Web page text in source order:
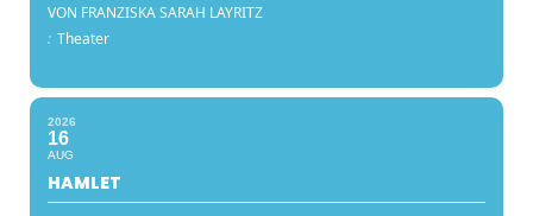
VON FRANZISKA SARAH LAYRITZ
: Theater
2026
16
AUG
HAMLET